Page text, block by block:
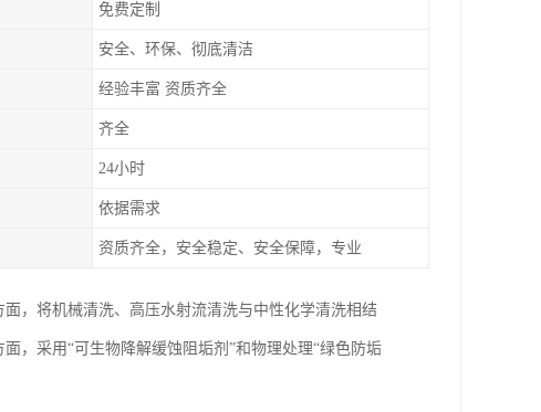
免费定制
安全、环保、彻底清洁
经验丰富 资质齐全
齐全
24小时
依据需求
资质齐全，安全稳定、安全保障，专业
，将机械清洗、高压水射流清洗与中性化学清洗相结
，采用“可生物降解缓蚀阻垢剂”和物理处理“绿色防垢